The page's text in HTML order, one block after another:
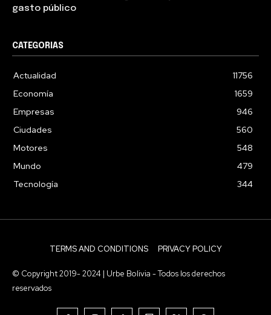
gasto público
CATEGORIAS
Actualidad
11756
Economía
1659
Empresas
946
Ciudades
560
Motores
548
Mundo
479
Tecnología
344
TERMS AND CONDITIONS PRIVACY POLICY
© Copyright 2019- 2024 | Urbe Bolivia - Todos los derechos
reservados